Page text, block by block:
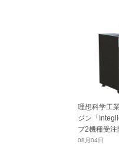
理想科学工
ジン「
プ2機種受注
08月04日